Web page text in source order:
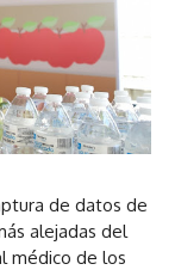
de datos de
alejadas del
médico de los